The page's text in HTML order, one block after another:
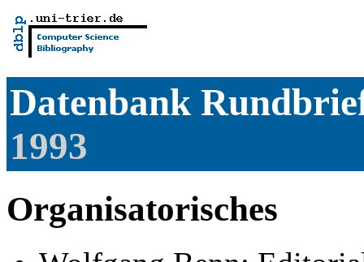
Datenbank
1993
Organisatorisches